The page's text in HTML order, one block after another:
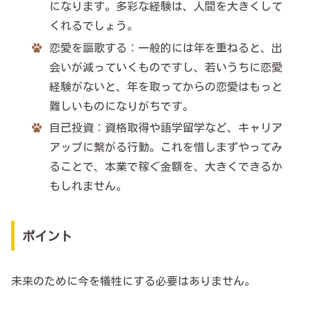
になります。多彩な経験は、人間を大きくして
くれるでしょう。
恋愛を謳歌する：一般的には年を重ねると、出
会いが減っていくものですし、若いうちに恋愛
経験がないと、年を取ってからの恋愛はもっと
難しいものになりがちです。
自己投資：資格取得や語学留学など、キャリア
アップに繋がる行動。これを惜しまずやってみ
ることで、本業で稼ぐ金額を、大きくできるか
もしれません。
ポイント
未来のために今を犠牲にする必要はありません。